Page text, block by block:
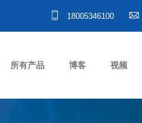
18005346100
所有产品 博客 视频